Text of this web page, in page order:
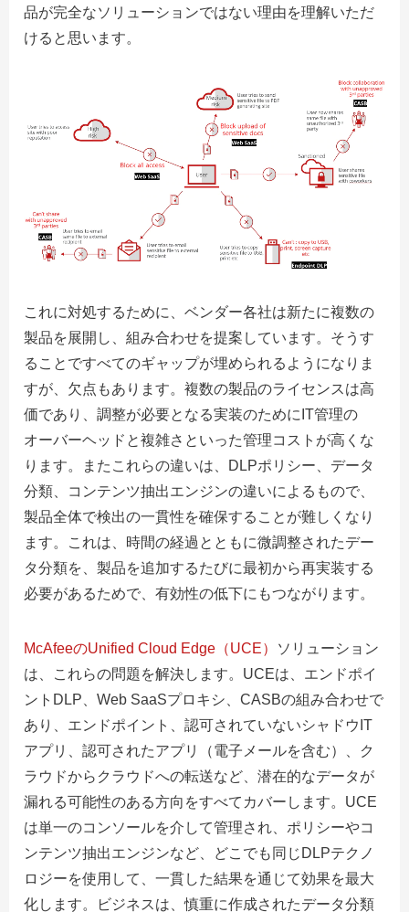
品が完全なソリューションではない理由を理解いただ
けると思います。
これに対処するために、ベンダー各社は新たに複数の
製品を展開し、組み合わせを提案しています。そうす
ることですべてのギャップが埋められるようになりま
すが、欠点もあります。複数の製品のライセンスは高
価であり、調整が必要となる実装のためにIT管理の
オーバーヘッドと複雑さといった管理コストが高くな
ります。またこれらの違いは、DLPポリシー、データ
分類、コンテンツ抽出エンジンの違いによるもので、
製品全体で検出の一貫性を確保することが難しくなり
ます。これは、時間の経過とともに微調整されたデー
タ分類を、製品を追加するたびに最初から再実装する
必要があるためで、有効性の低下にもつながります。
McAfeeのUnified Cloud Edge（UCE）
ソリューション
は、これらの問題を解決します。UCEは、エンドポイ
ントDLP、Web SaaSプロキシ、CASBの組み合わせで
あり、エンドポイント、認可されていないシャドウIT
アプリ、認可されたアプリ（電子メールを含む）、ク
ラウドからクラウドへの転送など、潜在的なデータが
漏れる可能性のある方向をすべてカバーします。UCE
は単一のコンソールを介して管理され、ポリシーやコ
ンテンツ抽出エンジンなど、どこでも同じDLPテクノ
ロジーを使用して、一貫した結果を通じて効果を最大
化します。ビジネスは、慎重に作成されたデータ分類